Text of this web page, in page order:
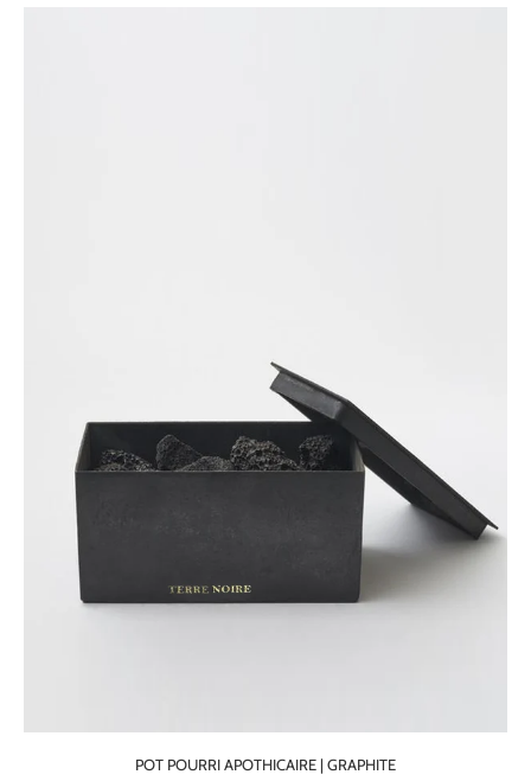
POT POURRI APOTHICAIRE | GRAPHITE